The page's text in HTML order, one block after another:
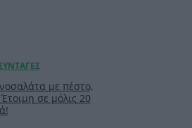
με πέστο,
σε μόλις 20